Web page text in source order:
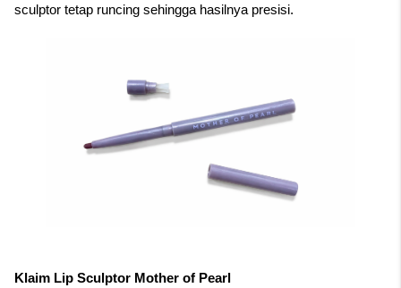
sculptor tetap runcing sehingga hasilnya presisi.
Klaim Lip Sculptor Mother of Pearl